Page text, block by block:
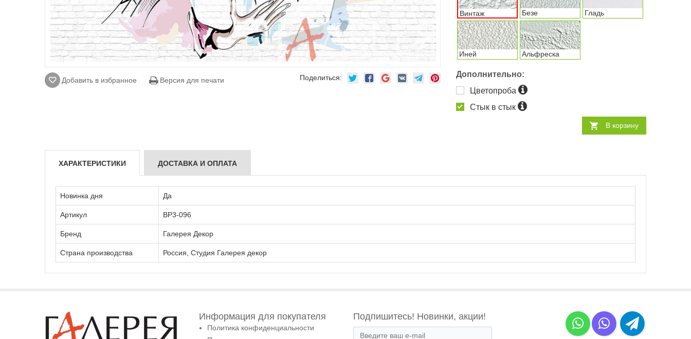
Добавить в избранное Версия для печати Поделиться:
Винтаж Безе Гладь
Иней Альфреска
Дополнительно:
Цветопроба
Стык в стык
В корзину
ХАРАКТЕРИСТИКИ ДОСТАВКА И ОПЛАТА
Новинка дня Да
Артикул ВР3-096
Бренд Галерея Декор
Страна производства Россия, Студия Галерея декор
Информация для покупателя
Политика конфиденциальности
Подпишитесь! Новинки, акции!